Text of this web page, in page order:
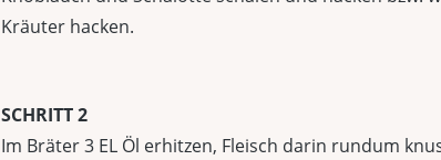
Kräuter hacken.
SCHRITT 2
Im Bräter 3 EL Öl erhitzen, Fleisch darin rundum